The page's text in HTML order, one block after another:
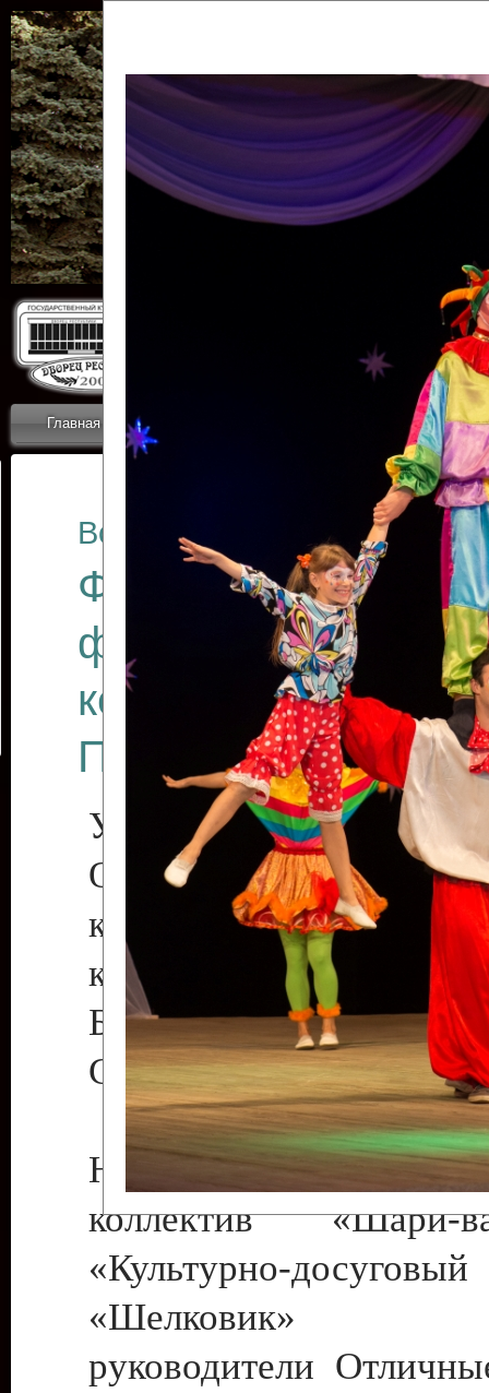
Главная Приветствие Новости
ОТЧЕТЫ ГКЦ
Все отчеты
Финал
фестиваля
коллективов
Приднестровского
Участники фестиваля:
Образцовый
коллектив
культуры с.
Бендеры ,
Светлана Георгиевна
Народный цирковой
коллектив
«Культурно-
«Шелковик»
руководители